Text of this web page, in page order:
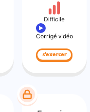
Difficile
Corrigé vidéo
s'exercer